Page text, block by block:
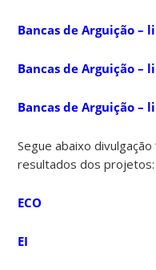
Bancas de Arguição –
Bancas de Arguição –
Bancas de Arguição –
Segue abaixo divulgação
resultados dos projetos:
ECO
EI